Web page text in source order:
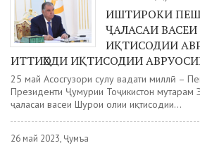
ИШТИРОКИ
ҶАЛАСАИ
ИҚТИСОДИИ
ИТТИҲОДИ ИҚТИСОДИИ
25 май Асосгузори сулҳу ваҳдати миллӣ –
Президенти Ҷумҳурии Тоҷикистон
ҷаласаи васеи Шурои олии иқтисодии...
26 май 2023, Ҷумъа